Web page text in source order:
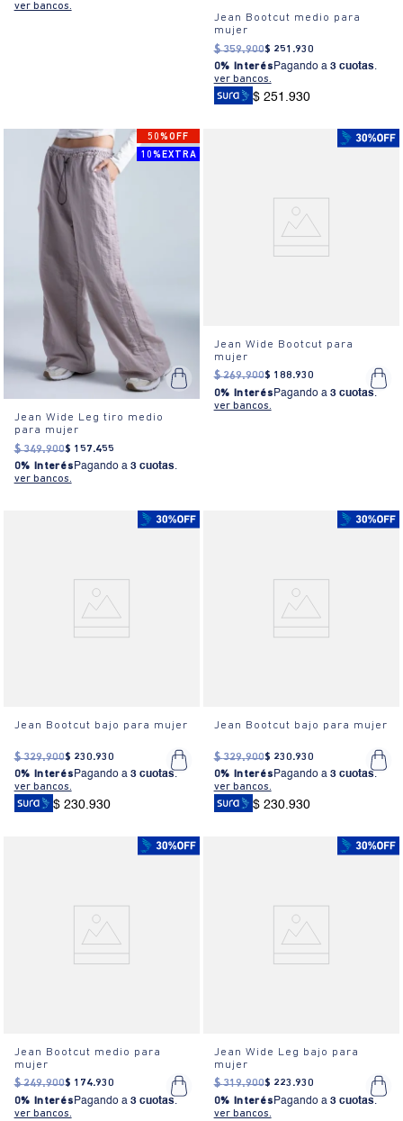
ver bancos.
Jean Bootcut medio para
mujer
$ 359.900$ 251 .930
0% InterésPagando a 3 cuotas.
ver bancos.
$ 251.930
50%OFF
10%EXTRA
Jean Wide Leg tiro medio
para mujer
$ 349.900$ 157.455
0% Interés Pagando a 3 cuotas.
ver bancos.
Jean Wide Bootcut para
mujer
$ 269.900$ 188.930
0% Interés Pagando a 3 cuotas.
ver bancos.
Jean Bootcut bajo para mujer
$ 329.900$ 230.930
0% Interés Pagando a 3 cuotas.
ver bancos.
$ 230.930
Jean Bootcut bajo para mujer
$ 329.900$ 230.930
0% Interés Pagando a 3 cuotas.
ver bancos.
$ 230.930
Jean Bootcut medio para
mujer
$ 249.900$ 174.930
0% Interés Pagando a 3 cuotas.
ver bancos.
Jean Wide Leg bajo para
mujer
$ 319.900$ 223 .930
0% Interés Pagando a 3 cuotas.
ver bancos.